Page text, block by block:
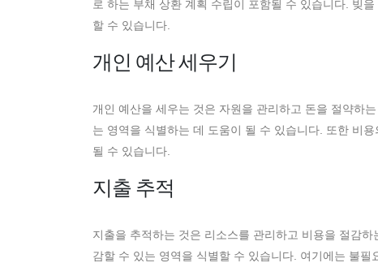
로 하는 부채 상환 계획 수립이 포함될 수 있습니다. 빚
할 수 있습니다.
개인 예산 세우기
개인 예산을 세우는 것은 자원을 관리하고 돈을 절약하
는 영역을 식별하는 데 도움이 될 수 있습니다. 또한 비
될 수 있습니다.
지출 추적
지출을 추적하는 것은 리소스를 관리하고 비용을 절감
감할 수 있는 영역을 식별할 수 있습니다. 여기에는 불